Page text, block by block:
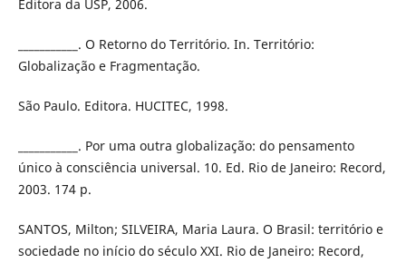
Editora da USP, 2006.
___________. O Retorno do Território. In. Território:
Globalização e Fragmentação.
São Paulo. Editora. HUCITEC, 1998.
___________. Por uma outra globalização: do pensamento
único à consciência universal. 10. Ed. Rio de Janeiro: Record,
2003. 174 p.
SANTOS, Milton; SILVEIRA, Maria Laura. O Brasil: território e
sociedade no início do século XXI. Rio de Janeiro: Record,